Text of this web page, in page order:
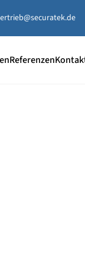
Referenzen